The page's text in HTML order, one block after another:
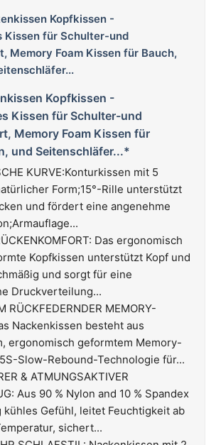
Kopfkissen -
Kissen für Schulter-und
Memory Foam Kissen für
und Seitenschläfer...*
KURVE:Konturkissen mit 5
Form;15°-Rille unterstützt
und fördert eine angenehme
Das ergonomisch
Kopfkissen unterstützt Kopf und
und sorgt für eine
Druckverteilung...
RÜCKFEDERNDER MEMORY-
Nackenkissen besteht aus
ergonomisch geformtem Memory-
Slow-Rebound-Technologie für...
& ATMUNGSAKTIVER
Aus 90 % Nylon and 10 % Spandex
kühles Gefühl, leitet Feuchtigkeit ab
sichert...